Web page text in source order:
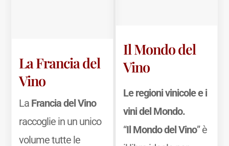
La Francia del
Vino
La Francia del Vino
raccoglie in un unico
volume tutte le
Il Mondo del
Vino
Le regioni vinicole e i
vini del Mondo.
“Il Mondo del Vino” è